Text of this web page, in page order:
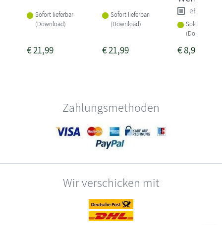
Sofort lieferbar
(Download)
€21,99
Sofort lieferbar
(Download)
€21,99
eBook
Sofort
(Download)
€8,99
Zahlungsmethoden
Wir verschicken mit